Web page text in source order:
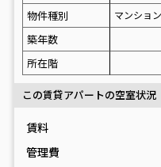
物件種別
マンション
築年数
所在階
この賃貸アパートの空室状況
賃料
管理費